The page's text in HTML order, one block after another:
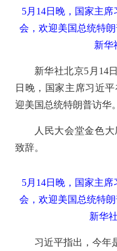
5月14日晚，国家主
会，欢迎美国总统特
新华
新华社北京5月14
日晚，国家主席习近
迎美国总统特朗普访华。
人民大会堂金色
致辞。
5月14日晚，国家主
会，欢迎美国总统特
新华
习近平指出，今年